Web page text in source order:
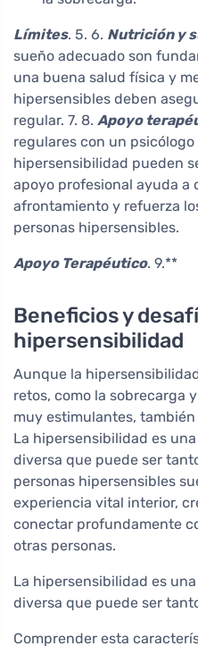
Límites. 5. 6. Nutrición y
sueño adecuado son
una buena salud física y
hipersensibles deben
regular. 7. 8. Apoyo
regulares con un
hipersensibilidad pueden
apoyo profesional ayuda a
afrontamiento y refuerza
personas hipersensibles.
Apoyo Terapéutico. 9.**
Beneficios y
hipersensibilidad
Aunque la
retos, como la sobrecarga
muy estimulantes,
La hipersensibilidad es
diversa que puede ser
personas hipersensibles
experiencia vital interior,
conectar profundamente
otras personas.
La hipersensibilidad es
diversa que puede ser
Comprender esta